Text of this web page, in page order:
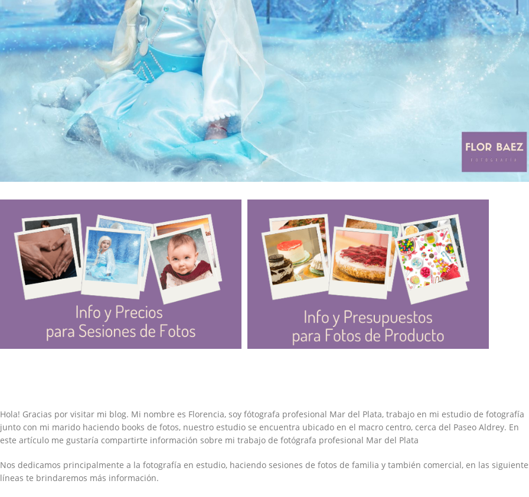
Hola! Gracias por visitar mi blog. Mi nombre es Florencia, soy fótografa profesional Mar del Plata, trabajo en mi estudio de fotografía
junto con mi marido haciendo books de fotos, nuestro estudio se encuentra ubicado en el macro centro, cerca del Paseo Aldrey. En
este artículo me gustaría compartirte información sobre mi trabajo de fotógrafa profesional Mar del Plata
Nos dedicamos principalmente a la fotografía en estudio, haciendo sesiones de fotos de familia y también comercial, en las
líneas te brindaremos más información.